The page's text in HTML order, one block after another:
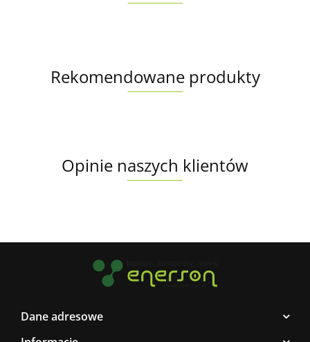
Rekomendowane produkty
Opinie naszych klientów
Dane adresowe